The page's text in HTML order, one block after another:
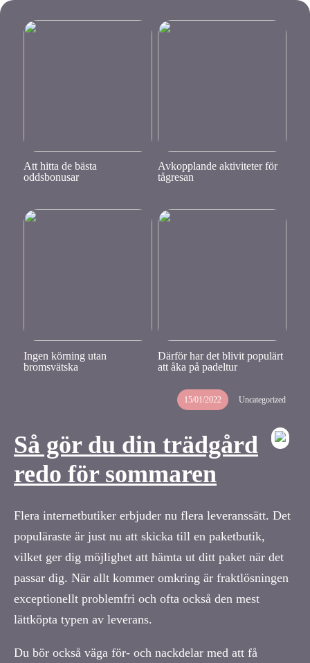
Att hitta de bästa
oddsbonusar
Avkopplande aktiviteter för
tågresan
Ingen körning utan
bromsvätska
Därför har det blivit populärt
att åka på padeltur
15/01/2022 Uncategorized
Så gör du din trädgård
redo för sommaren
Flera internetbutiker erbjuder nu flera leveranssätt. Det
populäraste är just nu att skicka till en paketbutik,
vilket ger dig möjlighet att hämta ut ditt paket när det
passar dig. När allt kommer omkring är fraktlösningen
exceptionellt problemfri och ofta också den mest
lättköpta typen av leverans.
Du bör också väga för- och nackdelar med att få